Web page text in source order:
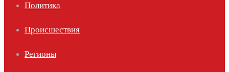
Политика
Происшествия
Регионы